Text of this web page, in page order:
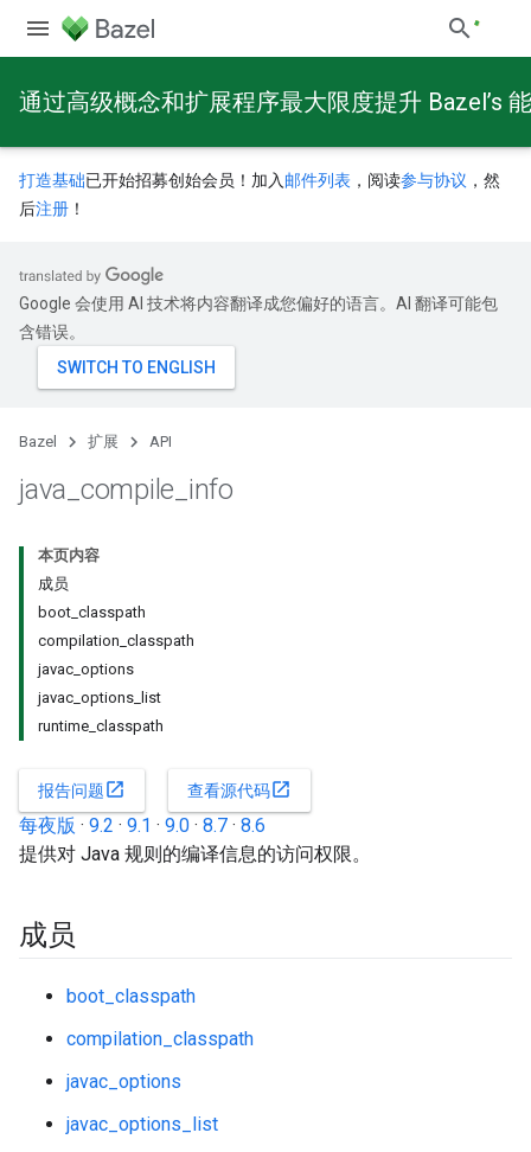
通过高级概念和扩展程序最大限度提升 Bazel’s
打造基础已开始招募创始会员！加入 邮件列表 ，阅读参与协议 ，然
后注册 ！
Google 会使用 AI 技术将内容翻译成您偏好的语言。AI 翻译可能包
含错误。
Bazel 扩展 API
java compile info
本页内容
成员
boot_classpath
compilation_classpath
javac_options
javac_options_list
runtime_classpath
报告问题open_in_new 查看源代码open_in_new
每夜版 · 9.2 · 9.1 · 9.0 · 8.7 · 8.6
提供对 Java 规则的编译信息的访问权限。
成员
boot_classpath
compilation_classpath
javac_options
javac_options_list